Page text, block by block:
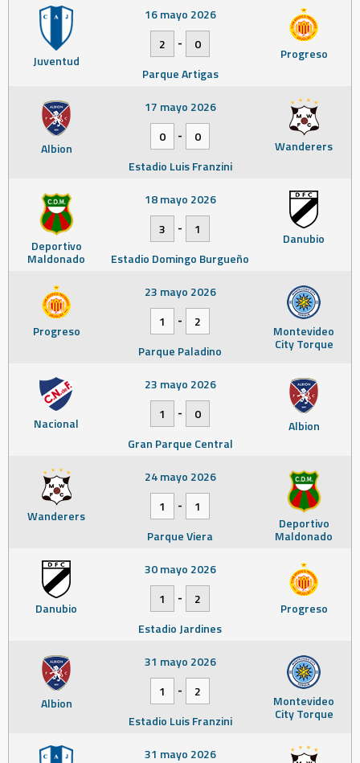
Juventud Progreso
16 mayo 2026
2
-
0
Parque Artigas
Albion Wanderers
17 mayo 2026
0
-
0
Estadio Luis Franzini
Deportivo
Maldonado
Danubio
18 mayo 2026
3
-
1
Estadio Domingo Burgueño
Progreso Montevideo
City Torque
23 mayo 2026
1
-
2
Parque Paladino
Nacional Albion
23 mayo 2026
1
-
0
Gran Parque Central
Wanderers Deportivo
Maldonado
24 mayo 2026
1
-
1
Parque Viera
Danubio Progreso
30 mayo 2026
1
-
2
Estadio Jardines
Albion Montevideo
City Torque
31 mayo 2026
1
-
2
Estadio Luis Franzini
31 mayo 2026